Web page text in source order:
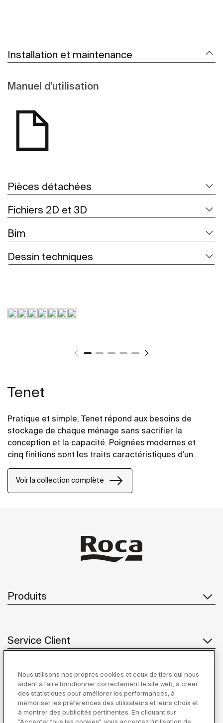
Installation et maintenance
Manuel d'utilisation
Pièces détachées
Fichiers 2D et 3D
Bim
Dessin techniques
Tenet
Pratique et simple, Tenet répond aux besoins de
stockage de chaque ménage sans sacrifier la
conception et la capacité. Poignées modernes et
cinq finitions sont les traits caractéristiques d'un
Voir la collection complète
Produits
Service Client
À propos de Roca
Nous utilisons nos propres cookies et ceux de tiers qui nous
aident à faire fonctionner correctement le site web, à créer
des statistiques pour améliorer les performances, à
mémoriser les préférences des utilisateurs et leurs choix et
à montrer des publicités pertinentes. En cliquant sur